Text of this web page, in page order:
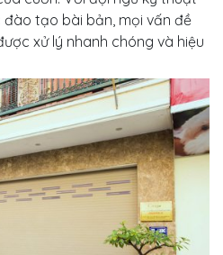
đào tạo bài bản, mọi vấn đề
xử lý nhanh chóng và hiệu